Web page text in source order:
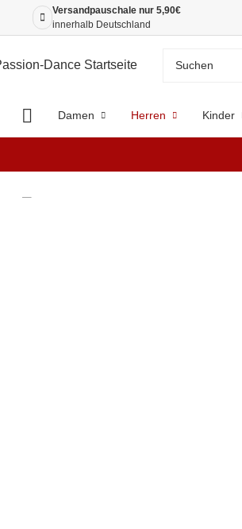
Versandpauschale nur 5,90€
innerhalb Deutschland
Damen Herren Kinder